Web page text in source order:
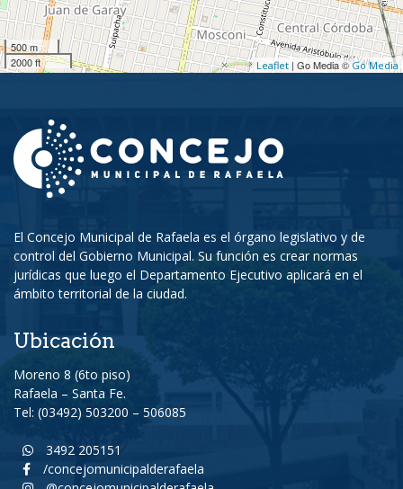
500 m
2000 ft
Leaflet| Go Media ©Go Media
El Concejo Municipal de Rafaela es el órgano legislativo y de
control del Gobierno Municipal. Su función es crear normas
jurídicas que luego el Departamento Ejecutivo aplicará en el
ámbito territorial de la ciudad.
Ubicación
Moreno 8 (6to piso)
Rafaela – Santa Fe.
Tel: (03492) 503200 – 506085
3492 205151
/concejomunicipalderafaela